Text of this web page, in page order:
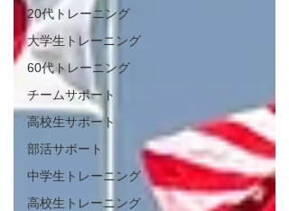
20代トレーニング
大学生トレーニング
60代トレーニング
チームサポート
高校生サポート
部活サポート
中学生トレーニング
高校生トレーニング